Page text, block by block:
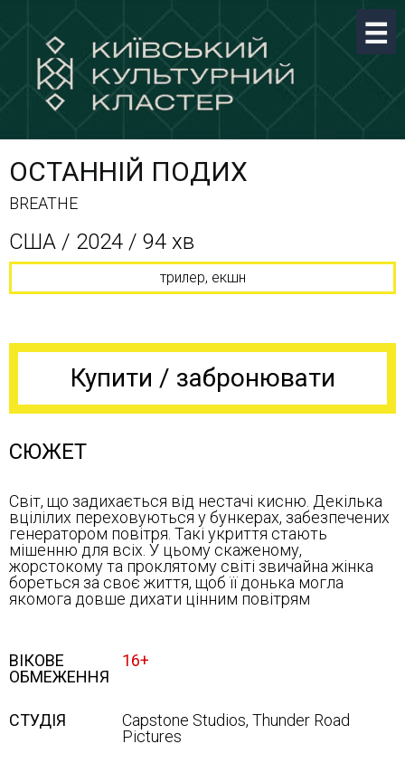
ОСТАННІЙ ПОДИХ
BREATHE
США / 2024 / 94 хв
трилер, екшн
Купити / забронювати
СЮЖЕТ
Світ, що задихається від нестачі кисню. Декілька
вцілілих переховуються у бункерах, забезпечених
генератором повітря. Такі укриття стають
мішенню для всіх. У цьому скаженому,
жорстокому та проклятому світі звичайна жінка
бореться за своє життя, щоб її донька могла
якомога довше дихати цінним повітрям
ВІКОВЕ
ОБМЕЖЕННЯ
16+
СТУДІЯ
Capstone Studios, Thunder Road
Pictures